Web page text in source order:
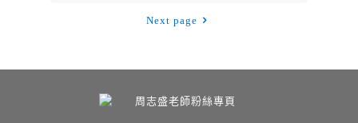
Next page